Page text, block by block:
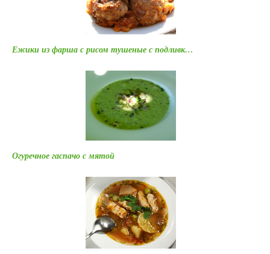
Ежики из фарша с рисом тушеные с подливк…
Огуречное гаспачо с мятой